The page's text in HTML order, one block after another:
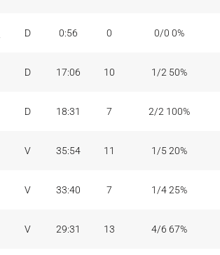
D 0:56 0 0/0 0%
D 17:06 10 1/2 50%
D 18:31 7 2/2 100%
V 35:54 11 1/5 20%
V 33:40 7 1/4 25%
V 29:31 13 4/6 67%